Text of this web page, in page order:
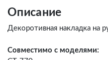
Описание
Декоротивная накладка на
Совместимо с моделями: